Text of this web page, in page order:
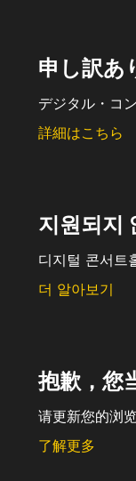
申し訳あ
デジタル・コ
詳細はこちら
지원되지
디지털 콘서트
더 알아보기
抱歉，您
请更新您的浏
了解更多